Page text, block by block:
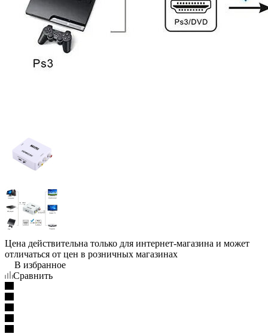
Цена действительна только для интернет-магазина и может
отличаться от цен в розничных магазинах
В избранное
Сравнить